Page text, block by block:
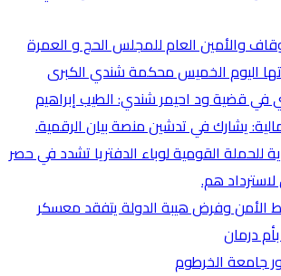
والأمين العام للمجلس الحج و العمرة
اليوم الخميس محكمة شندي الكبرى
في قضية ود احيمر شندي: الطيب إبراهيم
يشارك في تدشين منصة بيان الرقمية.
للحملة القومية لوباء الدفتريا تشدد في حصر
هم.
الأمن وفرض هيبة الدولة يتفقد معسكر
درمان
جامعة الخرطوم